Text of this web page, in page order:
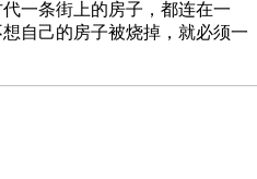
一条街上的房子，都连在一
自己的房子被烧掉，就必须一